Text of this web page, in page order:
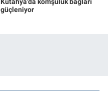
güçleniyor